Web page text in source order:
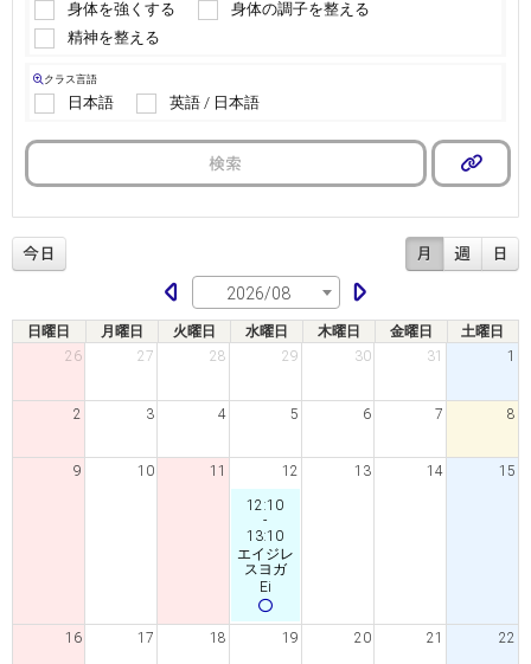
身体を強くする
身体の調子を整える
精神を整える
クラス言語
日本語 英語 / 日本語
検索
今日
2026/08
月 週 日
日曜日 月曜日 火曜日 水曜日 木曜日 金曜日
土曜日
26
27 28 29 30 31 1
2 3 4 5 6 7 8
9 10 11 12 13 14 15
12:10
-
13:10
エイジレ
スヨガ
Ei
16 17 18 19 20 21 22